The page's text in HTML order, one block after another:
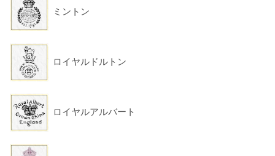
ミントン
ロイヤルドルトン
ロイヤルアルバート